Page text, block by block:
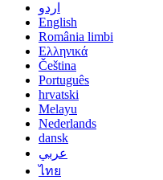
اردو
English
România limbi
Ελληνικά
Čeština
Português
hrvatski
Melayu
Nederlands
dansk
عربي
ไทย